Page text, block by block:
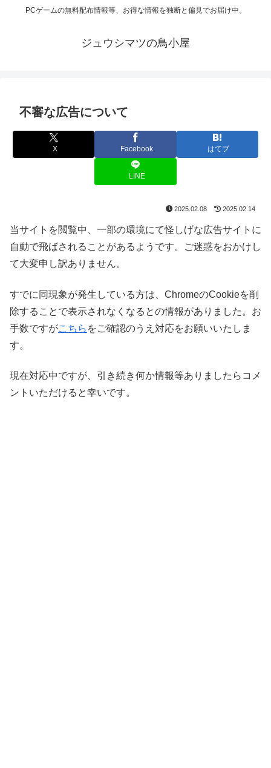
PCゲームの無料配布情報等、お得な情報を独断と偏見でお届け中。
ジュウシマツの鳥小屋
不審な広告について
X Facebook はてブ
LINE
2025.02.08 2025.02.14
当サイトを閲覧中、一部の環境にて怪しげな広告サイトに
自動で飛ばされることがあるようです。ご迷惑をおかけし
て大変申し訳ありません。
すでに同現象が発生している方は、ChromeのCookieを削
除することで表示されなくなるとの情報がありました。お
手数ですがこちら をご確認のうえ対応をお願いいたしま
す。
現在対応中ですが、引き続き何か情報等ありましたらコメ
ントいただけると幸いです。